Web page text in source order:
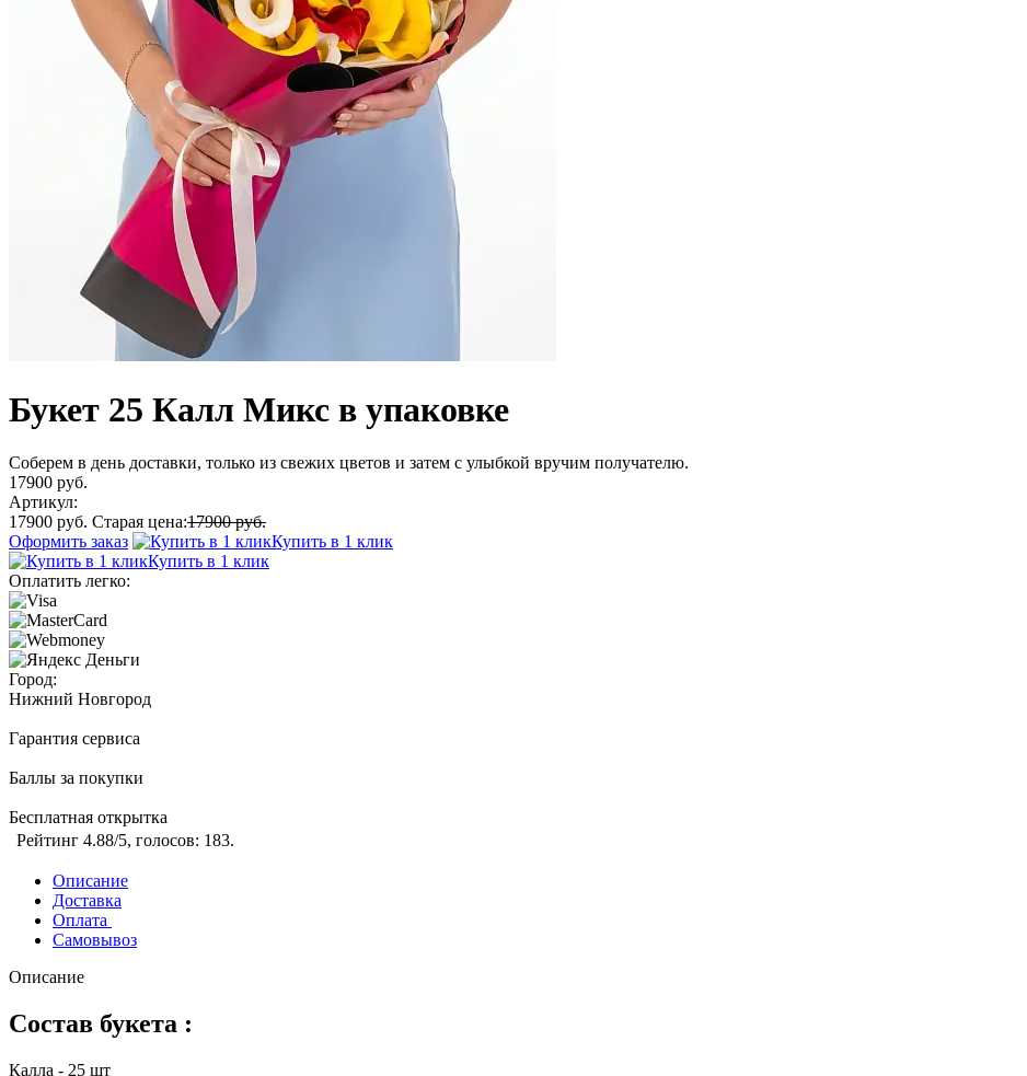
Букет 25 Калл Микс в упаковке
Соберем в день доставки, только из свежих цветов и затем с улыбкой вручим получателю.
17900 руб.
Артикул:
17900 руб. Старая цена:17900 руб.
Оформить заказ
Купить в 1 клик
Купить в 1 клик
Оплатить легко:
Город:
Нижний Новгород
Гарантия сервиса
Баллы за покупки
Бесплатная открытка
Рейтинг 4.88/5, голосов: 183.
Описание
Доставка
Оплата
Самовывоз
Описание
Состав букета :
Калла - 25 шт